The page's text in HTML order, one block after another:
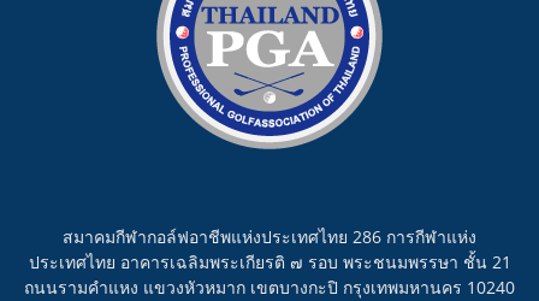
สมาคมกีฬากอล์ฟอาชีพแห่งประเทศไทย 286 การกีฬาแห่ง
ประเทศไทย อาคารเฉลิมพระเกียรติ ๗ รอบ พระชนมพรรษา ชั้น 21
ถนนรามคำแหง แขวงหัวหมาก เขตบางกะปิ กรุงเทพมหานคร 10240